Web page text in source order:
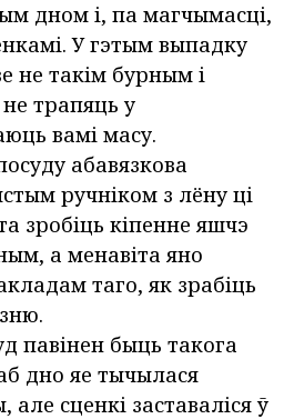
дном і, па магчымасці,
У гэтым выпадку
не такім бурным і
трапяць у
вамі масу.
абавязкова
ручніком з лёну ці
зробіць кіпенне яшчэ
а менавіта яно
таго, як зрабіць
павінен быць такога
дно яе тычылася
сценкі заставаліся ў